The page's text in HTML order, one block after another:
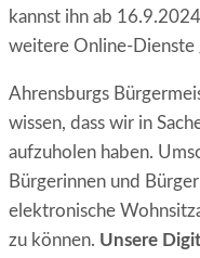
kannst ihn ab
weitere Online-Dienste
Ahrensburgs
wissen, dass wir in
aufzuholen haben.
Bürgerinnen und
elektronische
zu können. Unsere